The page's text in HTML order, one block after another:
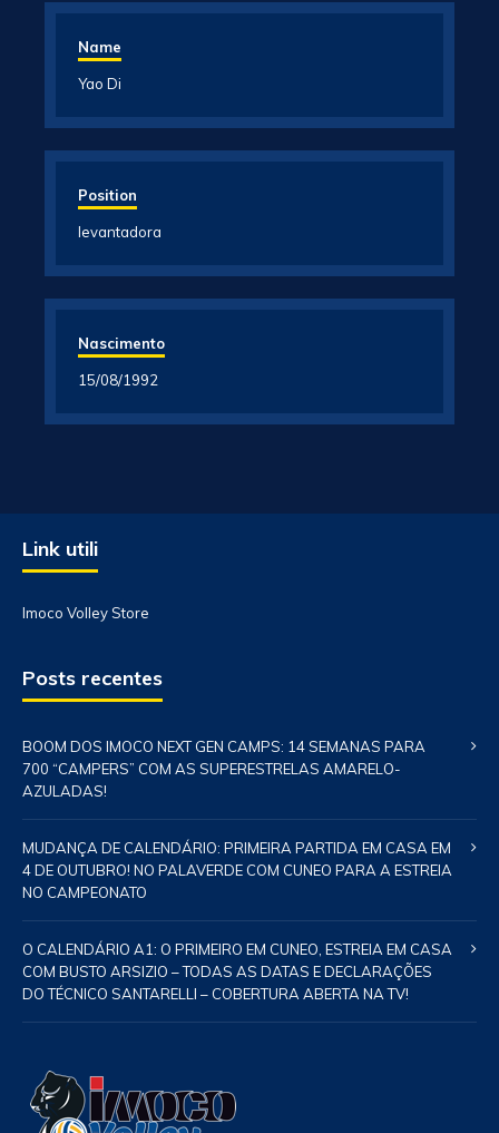
Name
Yao Di
Position
levantadora
Nascimento
15/08/1992
Link utili
Imoco Volley Store
Posts recentes
BOOM DOS IMOCO NEXT GEN CAMPS: 14 SEMANAS PARA
700 “CAMPERS” COM AS SUPERESTRELAS AMARELO-
AZULADAS!
MUDANÇA DE CALENDÁRIO: PRIMEIRA PARTIDA EM CASA EM
4 DE OUTUBRO! NO PALAVERDE COM CUNEO PARA A ESTREIA
NO CAMPEONATO
O CALENDÁRIO A1: O PRIMEIRO EM CUNEO, ESTREIA EM CASA
COM BUSTO ARSIZIO – TODAS AS DATAS E DECLARAÇÕES
DO TÉCNICO SANTARELLI – COBERTURA ABERTA NA TV!